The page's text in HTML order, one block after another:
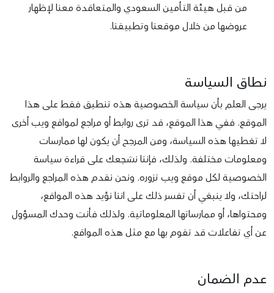
من قبل هيئة التأمين السعودي والمتعاقدة معنا لإظهار
عروضها من خلال موقعنا وتطبيقنا.
نطاق السياسة
يرجى العلم بأن سياسة الخصوصية هذه تنطبق فقط على هذا
الموقع. ففي هذا الموقع، قد ترى روابط أو مراجع لمواقع ويب أخرى
لا تغطيها هذه السياسة، ومن المرجح أن يكون لها ممارسات
ومعلومات مختلفة. ولذلك، فإننا نشجعك على قراءة سياسة
الخصوصية لكل موقع ويب تزوره. ونحن نقدم هذه المراجع والروابط
لراحتك، ولا ينبغي أن تفسر ذلك على اننا نؤيد هذه المواقع،
ومحتواها، أو ممارساتها المعلوماتية. ولذلك فأنت وحدك المسؤول
عن أي تفاعلات قد تقوم بها مع مثل هذه المواقع.
عدم الضمان